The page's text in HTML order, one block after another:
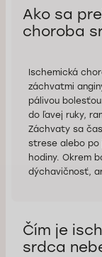
Ako sa
choroba
Ischemická
záchvatmi
pálivou
do ľavej ruky,
Záchvaty sa
strese alebo po
hodiny. Okrem
dýchavičnosť,
Čím je
srdca